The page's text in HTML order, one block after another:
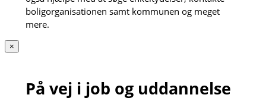
boligorganisationen samt kommunen og meget
mere.
×
På vej i job og uddannelse